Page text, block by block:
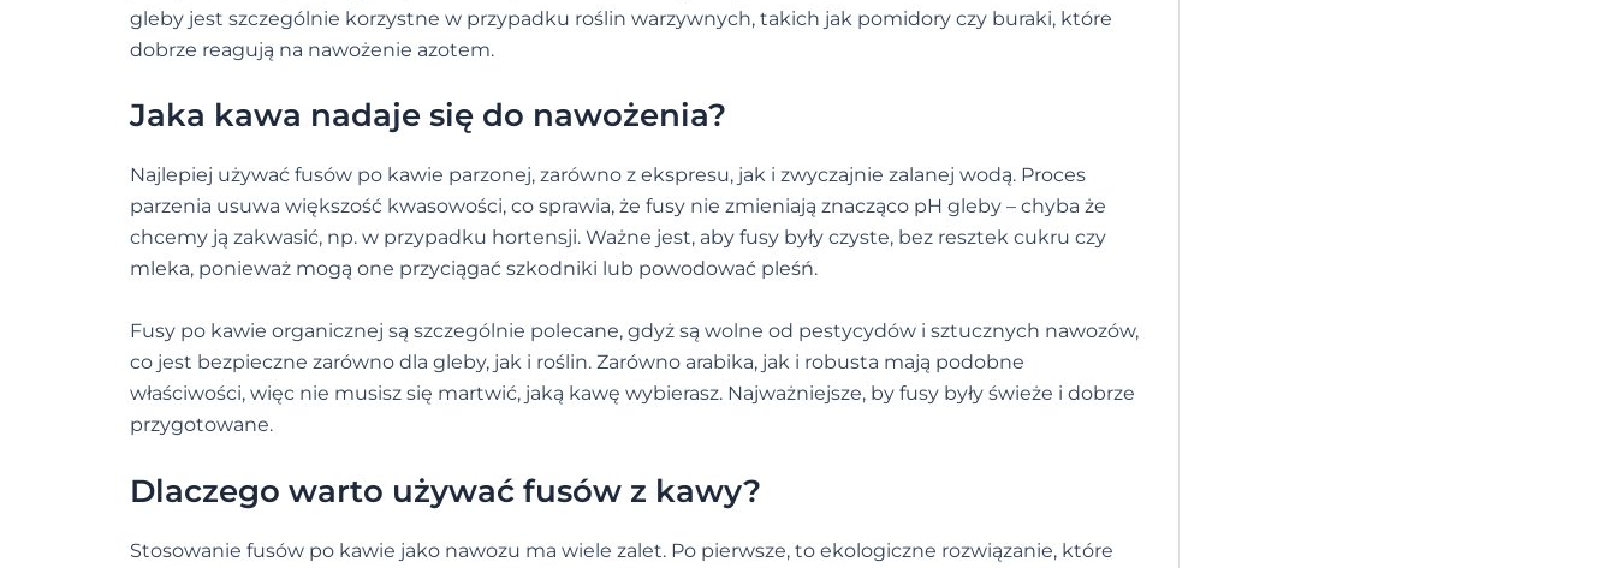
gleby jest szczególnie korzystne w przypadku roślin warzywnych, takich jak pomidory czy buraki, które
dobrze reagują na nawożenie azotem.
Jaka kawa nadaje się do nawożenia?
Najlepiej używać fusów po kawie parzonej, zarówno z ekspresu, jak i zwyczajnie zalanej wodą. Proces
parzenia usuwa większość kwasowości, co sprawia, że fusy nie zmieniają znacząco pH gleby – chyba że
chcemy ją zakwasić, np. w przypadku hortensji. Ważne jest, aby fusy były czyste, bez resztek cukru czy
mleka, ponieważ mogą one przyciągać szkodniki lub powodować pleśń.
Fusy po kawie organicznej są szczególnie polecane, gdyż są wolne od pestycydów i sztucznych nawozów,
co jest bezpieczne zarówno dla gleby, jak i roślin. Zarówno arabika, jak i robusta mają podobne
właściwości, więc nie musisz się martwić, jaką kawę wybierasz. Najważniejsze, by fusy były świeże i dobrze
przygotowane.
Dlaczego warto używać fusów z kawy?
Stosowanie fusów po kawie jako nawozu ma wiele zalet. Po pierwsze, to ekologiczne rozwiązanie, które